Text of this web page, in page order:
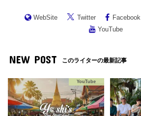
WebSite Twitter Facebook
YouTube
NEW POST このライターの最新記事
YouTube